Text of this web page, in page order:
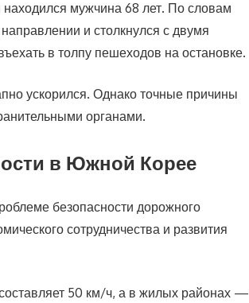
мужчина 68 лет. По словам
и столкнулся с двумя
в толпу пешеходов на остановке.
ускорился. Однако точные причины
органами.
в Южной Корее
безопасности дорожного
сотрудничества и развития
50 км/ч, а в жилых районах —